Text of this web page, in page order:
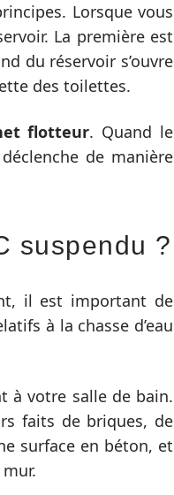
Lorsque vous
La première est
du réservoir s’ouvre
des toilettes.
flotteur. Quand le
de manière
suspendu ?
il est important de
à la chasse d’eau
à votre salle de bain.
faits de briques, de
surface en béton, et